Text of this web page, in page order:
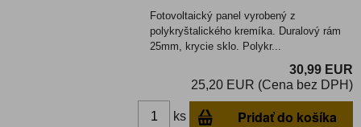
Fotovoltaický panel vyrobený z
polykryštalického kremíka. Duralový rám
25mm, krycie sklo. Polykr...
30,99 EUR
25,20 EUR (Cena bez DPH)
ks Pridať do košíka